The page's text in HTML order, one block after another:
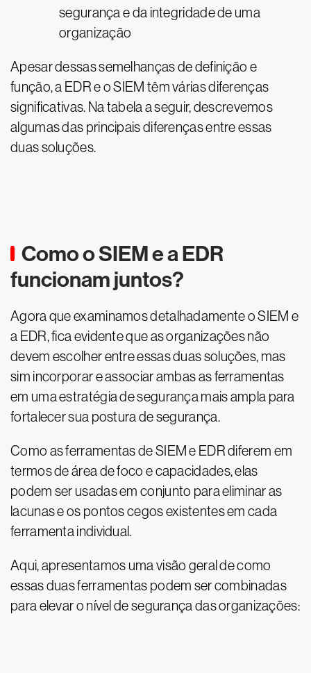
segurança e da integridade de uma
organização
Apesar dessas semelhanças de definição e
função, a EDR e o SIEM têm várias diferenças
significativas. Na tabela a seguir, descrevemos
algumas das principais diferenças entre essas
duas soluções.
Como o SIEM e a EDR
funcionam juntos?
Agora que examinamos detalhadamente o SIEM e
a EDR, fica evidente que as organizações não
devem escolher entre essas duas soluções, mas
sim incorporar e associar ambas as ferramentas
em uma estratégia de segurança mais ampla para
fortalecer sua postura de segurança.
Como as ferramentas de SIEM e EDR diferem em
termos de área de foco e capacidades, elas
podem ser usadas em conjunto para eliminar as
lacunas e os pontos cegos existentes em cada
ferramenta individual.
Aqui, apresentamos uma visão geral de como
essas duas ferramentas podem ser combinadas
para elevar o nível de segurança das organizações: